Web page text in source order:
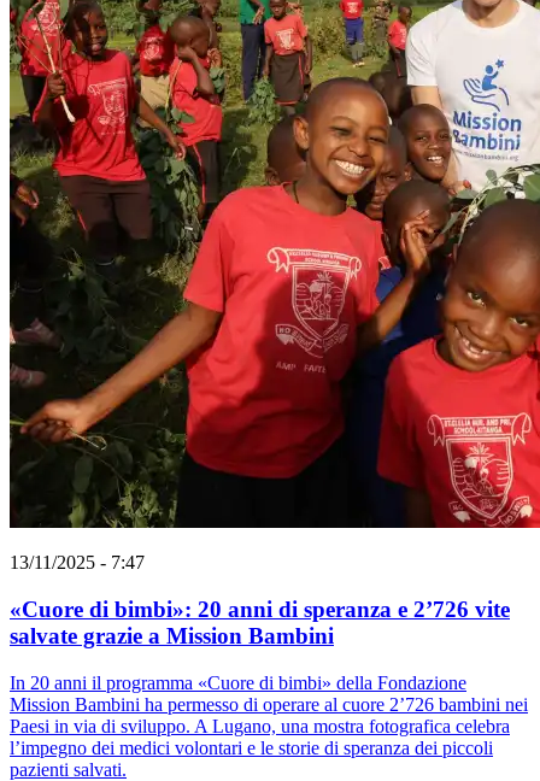
13/11/2025 - 7:47
«Cuore di bimbi»: 20 anni di speranza e 2’726 vite
salvate grazie a Mission Bambini
In 20 anni il programma «Cuore di bimbi» della Fondazione
Mission Bambini ha permesso di operare al cuore 2’726 bambini nei
Paesi in via di sviluppo. A Lugano, una mostra fotografica celebra
l’impegno dei medici volontari e le storie di speranza dei piccoli
pazienti salvati.